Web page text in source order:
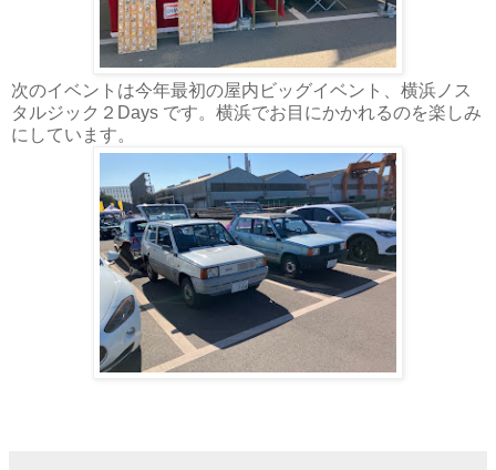
次のイベントは今年最初の屋内ビッグイベント、横浜ノス
タルジック２Days です。横浜でお目にかかれるのを楽しみ
にしています。